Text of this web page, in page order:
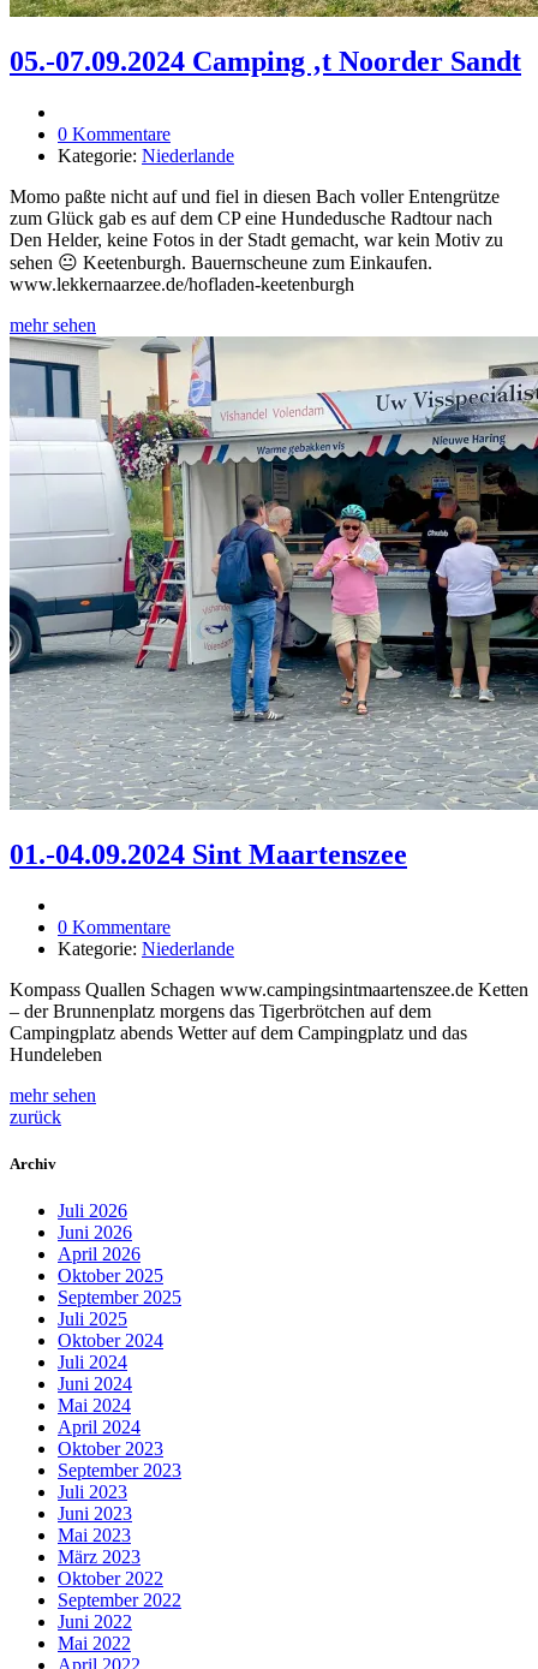
05.-07.09.2024 Camping ‚t Noorder Sandt
0 Kommentare
Kategorie: Niederlande
Momo paßte nicht auf und fiel in diesen Bach voller Entengrütze
zum Glück gab es auf dem CP eine Hundedusche Radtour nach
Den Helder, keine Fotos in der Stadt gemacht, war kein Motiv zu
sehen 😐 Keetenburgh. Bauernscheune zum Einkaufen.
www.lekkernaarzee.de/hofladen-keetenburgh
mehr sehen
01.-04.09.2024 Sint Maartenszee
0 Kommentare
Kategorie: Niederlande
Kompass Quallen Schagen www.campingsintmaartenszee.de Ketten
– der Brunnenplatz morgens das Tigerbrötchen auf dem
Campingplatz abends Wetter auf dem Campingplatz und das
Hundeleben
mehr sehen
zurück
Archiv
Juli 2026
Juni 2026
April 2026
Oktober 2025
September 2025
Juli 2025
Oktober 2024
Juli 2024
Juni 2024
Mai 2024
April 2024
Oktober 2023
September 2023
Juli 2023
Juni 2023
Mai 2023
März 2023
Oktober 2022
September 2022
Juni 2022
Mai 2022